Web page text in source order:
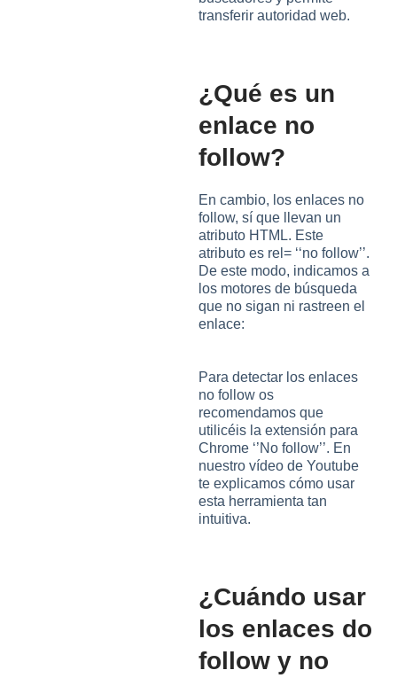
transferir autoridad web.
¿Qué es un
enlace no
follow?
En cambio, los enlaces no
follow, sí que llevan un
atributo HTML. Este
atributo es rel= ‘‘no follow’’.
De este modo, indicamos a
los motores de búsqueda
que no sigan ni rastreen el
enlace:
Para detectar los enlaces
no follow os
recomendamos que
utilicéis la extensión para
Chrome ‘’No follow’’. En
nuestro vídeo de Youtube
te explicamos cómo usar
esta herramienta tan
intuitiva.
¿Cuándo usar
los enlaces do
follow y no